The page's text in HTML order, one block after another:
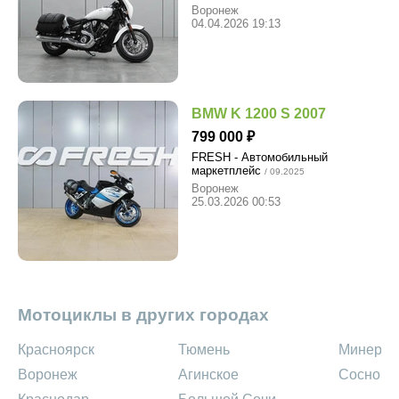
Воронеж
04.04.2026 19:13
BMW K 1200 S 2007
799 000
FRESH - Автомобильный
маркетплейс / 09.2025
Воронеж
25.03.2026 00:53
Мотоциклы в других городах
Красноярск
Воронеж
Тюмень
Агинское